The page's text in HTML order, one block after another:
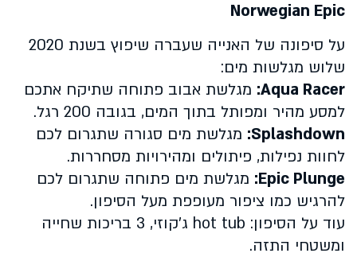
Norwegian Epic
על סיפונה של האנייה שעברה שיפוץ בשנת 2020
שלוש מגלשות מים:
Aqua Racer
: מגלשת אבוב פתוחה שתיקח אתכם
למסע מהיר ומפותל בתוך המים, בגובה 200 רגל.
Splashdown
: מגלשת מים סגורה שתגרום לכם
לחוות נפילות, פיתולים ומהירויות מסחררות.
Epic Plunge
: מגלשת מים פתוחה שתגרום לכם
להרגיש כמו ציפור מעופפת מעל הסיפון.
עוד על הסיפון: hot tub
ג'קוזי, 3 בריכות שחייה
ומשטחי התזה.